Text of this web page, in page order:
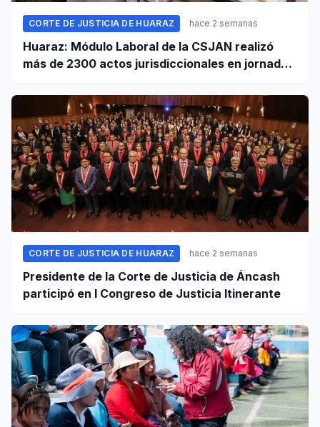
CORTE DE JUSTICIA DE HUARAZ hace 2 semanas
Huaraz: Módulo Laboral de la CSJAN realizó
más de 2300 actos jurisdiccionales en jornada
CORTE DE JUSTICIA DE HUARAZ hace 2 semanas
Presidente de la Corte de Justicia de Áncash
participó en I Congreso de Justicia Itinerante